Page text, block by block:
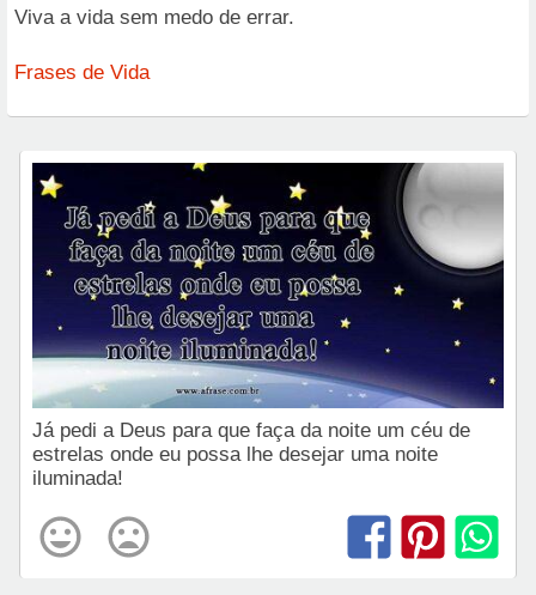
Viva a vida sem medo de errar.
Frases de Vida
Já pedi a Deus para que faça da noite um céu de
estrelas onde eu possa lhe desejar uma noite
iluminada!